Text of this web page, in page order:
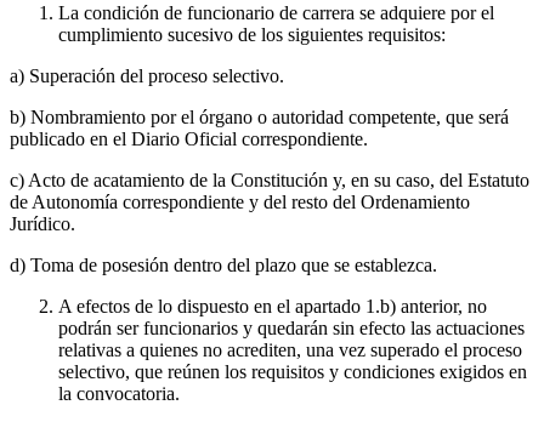
La condición de funcionario de carrera se adquiere por el
cumplimiento sucesivo de los siguientes requisitos:
a) Superación del proceso selectivo.
b) Nombramiento por el órgano o autoridad competente, que será
publicado en el Diario Oficial correspondiente.
c) Acto de acatamiento de la Constitución y, en su caso, del Estatuto
de Autonomía correspondiente y del resto del Ordenamiento
Jurídico.
d) Toma de posesión dentro del plazo que se establezca.
A efectos de lo dispuesto en el apartado 1.b) anterior, no
podrán ser funcionarios y quedarán sin efecto las actuaciones
relativas a quienes no acrediten, una vez superado el proceso
selectivo, que reúnen los requisitos y condiciones exigidos en
la convocatoria.